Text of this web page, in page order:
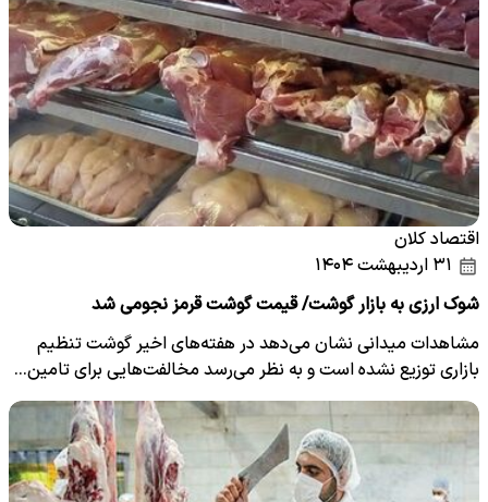
اقتصاد کلان
شوک ارزی به بازار گوشت/ قیمت گوشت قرمز نجومی شد
مشاهدات میدانی نشان می‌دهد در هفته‌های اخیر گوشت‌ تنظیم
بازاری توزیع نشده است و به نظر می‌رسد مخالفت‌هایی برای تامین…